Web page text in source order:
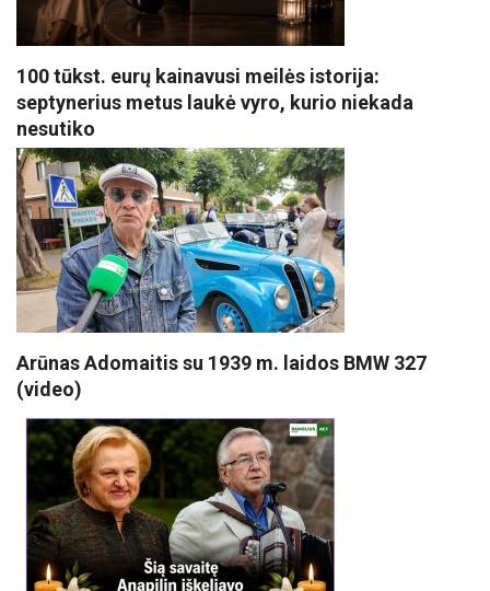
100 tūkst. eurų kainavusi meilės istorija:
septynerius metus laukė vyro, kurio niekada
nesutiko
Arūnas Adomaitis su 1939 m. laidos BMW 327
(video)